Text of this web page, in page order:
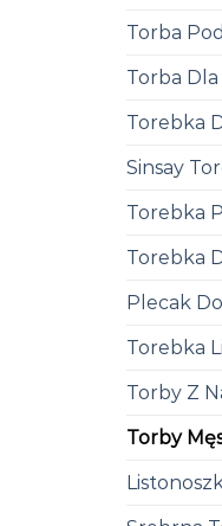
Torba
Torba
Torebka
Sinsay
Torebka
Torebka
Plecak
Torebka
Torby Z
Torby